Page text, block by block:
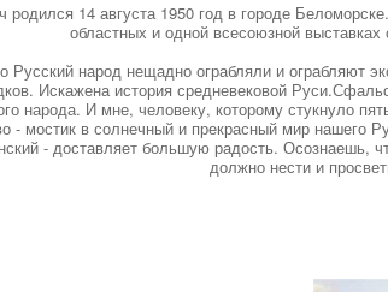
14 августа 1950 год в городе
областных и одной всесоюзной
народ нещадно ограбляли и ограбляют
Искажена история средневековой
народа. И мне, человеку, которому стукнуло
- мостик в солнечный и прекрасный мир нашего
- доставляет большую радость. Осознаешь,
должно нести и